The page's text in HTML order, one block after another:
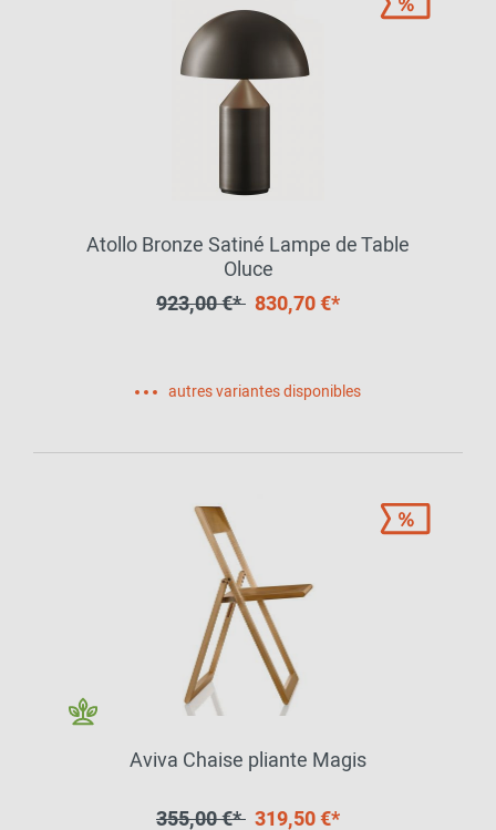
Atollo Bronze Satiné Lampe de Table
Oluce
923,00 €* 830,70 €*
autres variantes disponibles
Aviva Chaise pliante Magis
355,00 €* 319,50 €*